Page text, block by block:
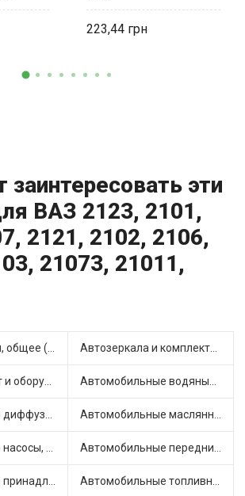
223,44
заинтересовать эти
ВАЗ 2123, 2101,
2121, 2102, 2106,
21073, 21011,
Автоаксессуары, общее (2) Автозеркала и комплектующие (12)
Автоинструмент и оборудование (7) Автомобильные водяные насосы (16)
Автомобильные диффузоры и вентиляторы (4) Автомобильные маслянные насосы (9)
Автомобильные насосы, компрессоры и манометры (1) Автомобильные передние фары (15)
Автомобильные принадлежности и аксессуары (6) Автомобильные топливные насосы (20)